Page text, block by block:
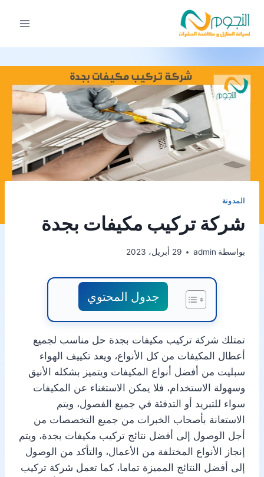
المحتوى
المدونة
شركة تركيب مكيفات بجدة
بواسطة admin 29 أبريل، 2023
جدول المحتوي
تمتلك شركة تركيب مكيفات بجدة حل مناسب لجميع
أعطال المكيفات من كل الأنواع، ويعد تكييف الهواء
سبليت من أفضل أنواع المكيفات ويتميز بشكله الأنيق
وسهولة الاستخدام، فلا يمكن الاستغناء عن المكيفات
سواء للتبريد أو التدفئة في جميع الفصول، ويتم
الاستعانة بأصحاب الخبرات من جميع التخصصات من
أجل الوصول إلى أفضل نتائج تركيب مكيفات بجدة، ويتم
إنجاز الأنواع المختلفة من الأعمال، والتأكد من الوصول
إلى أفضل النتائج المميزة تماما، كما تعمل شركة تركيب